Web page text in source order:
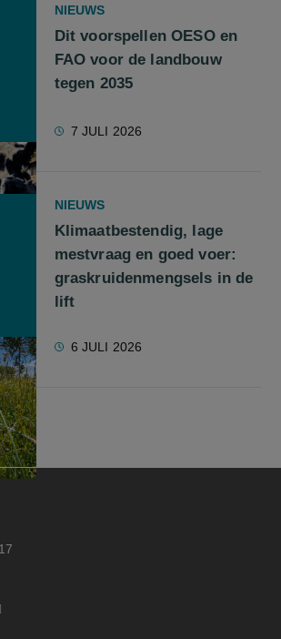
NIEUWS
Dit voorspellen OESO en
FAO voor de landbouw
tegen 2035
7 JULI 2026
NIEUWS
Klimaatbestendig, lage
mestvraag en goed voer:
graskruidenmengsels in de
lift
6 JULI 2026